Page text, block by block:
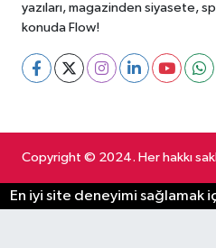
yazıları, magazinden siyasete,
konuda Flow!
Copyright © 2024. Her hakkı
En iyi site deneyimi sağlamak